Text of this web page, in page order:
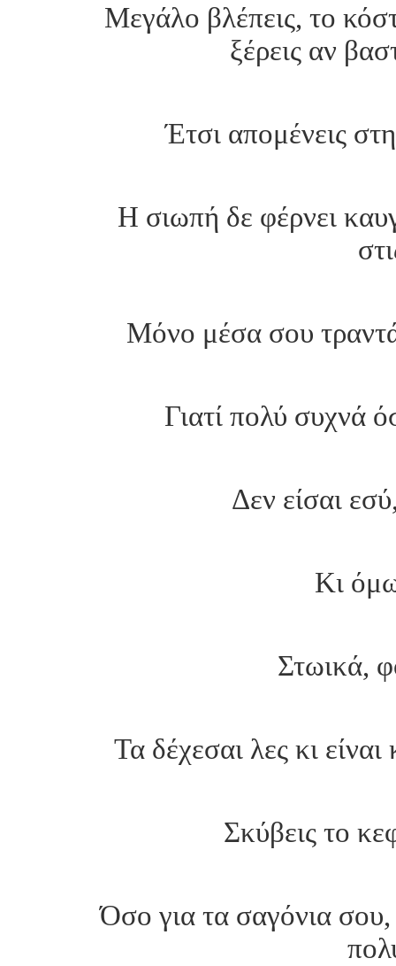
Μεγάλο βλέπεις, το
ξέρεις αν
Έτσι απομένεις
Η σιωπή δε φέρνει
Μόνο μέσα σου
Γιατί πολύ συχνά
Δεν είσαι
Κι
Στωικά,
Τα δέχεσαι λες κι
Σκύβεις το
Όσο για τα σαγόνια